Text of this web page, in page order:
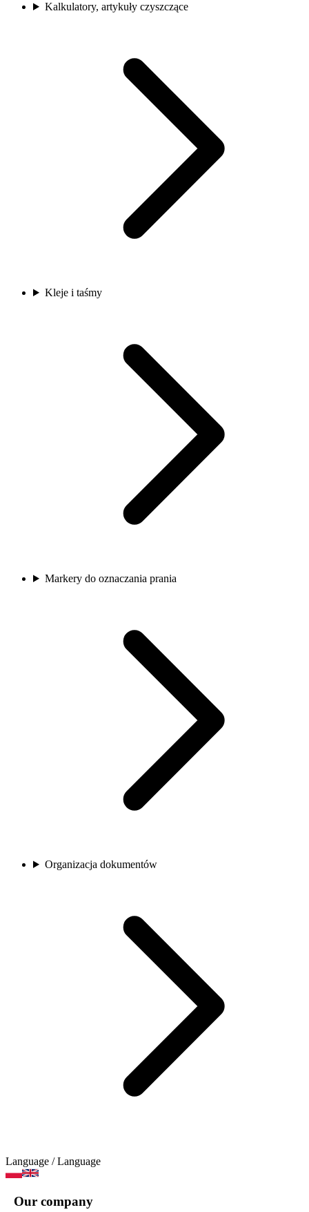
Kalkulatory, artykuły czyszczące
Kleje i taśmy
Markery do oznaczania prania
Organizacja dokumentów
Language / Language
Our company